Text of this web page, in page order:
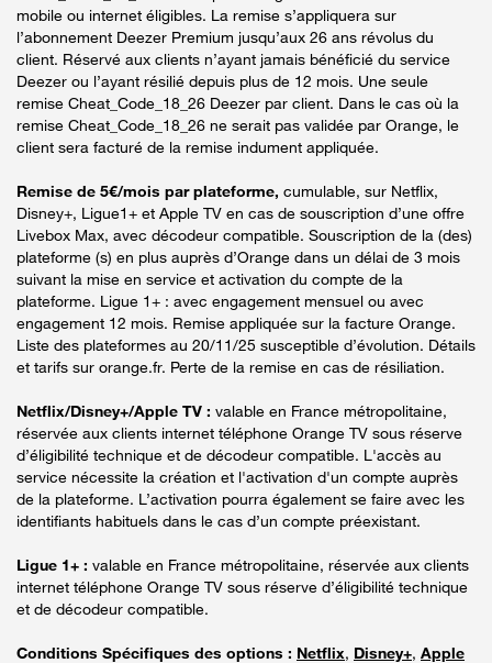
mobile ou internet éligibles. La remise s’appliquera sur
l’abonnement Deezer Premium jusqu’aux 26 ans révolus du
client. Réservé aux clients n’ayant jamais bénéficié du service
Deezer ou l’ayant résilié depuis plus de 12 mois. Une seule
remise Cheat_Code_18_26 Deezer par client. Dans le cas où la
remise Cheat_Code_18_26 ne serait pas validée par Orange, le
client sera facturé de la remise indument appliquée.
Remise de 5€/mois par plateforme, cumulable, sur Netflix,
Disney+, Ligue1+ et Apple TV en cas de souscription d’une offre
Livebox Max, avec décodeur compatible. Souscription de la (des)
plateforme (s) en plus auprès d’Orange dans un délai de 3 mois
suivant la mise en service et activation du compte de la
plateforme. Ligue 1+ : avec engagement mensuel ou avec
engagement 12 mois. Remise appliquée sur la facture Orange.
Liste des plateformes au 20/11/25 susceptible d’évolution. Détails
et tarifs sur orange.fr. Perte de la remise en cas de résiliation.
Netflix/Disney+/Apple TV : valable en France métropolitaine,
réservée aux clients internet téléphone Orange TV sous réserve
d’éligibilité technique et de décodeur compatible. L'accès au
service nécessite la création et l'activation d'un compte auprès
de la plateforme. L’activation pourra également se faire avec les
identifiants habituels dans le cas d’un compte préexistant.
Ligue 1+ : valable en France métropolitaine, réservée aux clients
internet téléphone Orange TV sous réserve d’éligibilité technique
et de décodeur compatible.
Conditions Spécifiques des options : Netflix, Disney+, Apple